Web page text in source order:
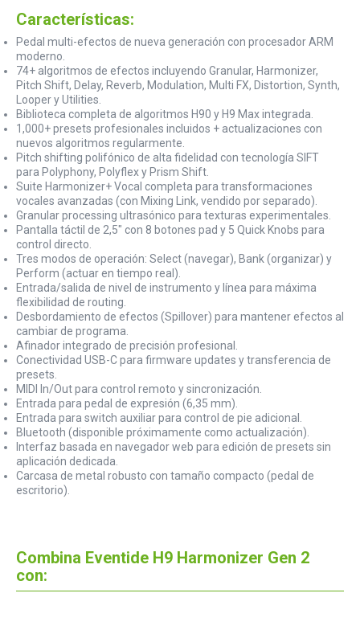
Características:
Pedal multi-efectos de nueva generación con procesador ARM
moderno.
74+ algoritmos de efectos incluyendo Granular, Harmonizer,
Pitch Shift, Delay, Reverb, Modulation, Multi FX, Distortion, Synth,
Looper y Utilities.
Biblioteca completa de algoritmos H90 y H9 Max integrada.
1,000+ presets profesionales incluidos + actualizaciones con
nuevos algoritmos regularmente.
Pitch shifting polifónico de alta fidelidad con tecnología SIFT
para Polyphony, Polyflex y Prism Shift.
Suite Harmonizer+ Vocal completa para transformaciones
vocales avanzadas (con Mixing Link, vendido por separado).
Granular processing ultrasónico para texturas experimentales.
Pantalla táctil de 2,5" con 8 botones pad y 5 Quick Knobs para
control directo.
Tres modos de operación: Select (navegar), Bank (organizar) y
Perform (actuar en tiempo real).
Entrada/salida de nivel de instrumento y línea para máxima
flexibilidad de routing.
Desbordamiento de efectos (Spillover) para mantener efectos al
cambiar de programa.
Afinador integrado de precisión profesional.
Conectividad USB-C para firmware updates y transferencia de
presets.
MIDI In/Out para control remoto y sincronización.
Entrada para pedal de expresión (6,35 mm).
Entrada para switch auxiliar para control de pie adicional.
Bluetooth (disponible próximamente como actualización).
Interfaz basada en navegador web para edición de presets sin
aplicación dedicada.
Carcasa de metal robusto con tamaño compacto (pedal de
escritorio).
Combina Eventide H9 Harmonizer Gen 2
con: